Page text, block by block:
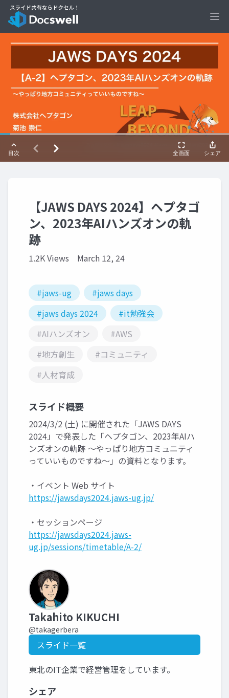
【JAWS DAYS 2024】ヘプタゴ
ン、2023年AIハンズオンの軌
跡
1.2K Views March 12, 24
#jaws-ug
#jaws days
#jaws days 2024
#it勉強会
#AIハンズオン
#AWS
#地方創生
#コミュニティ
#人材育成
スライド概要
2024/3/2 (土) に開催された「JAWS DAYS
2024」で発表した「ヘプタゴン、2023年AIハ
ンズオンの軌跡 〜やっぱり地方コミュニティ
っていいものですね〜」の資料となります。
・イベント Web サイト
https://jawsdays2024.jaws-ug.jp/
・セッションページ
https://jawsdays2024.jaws-
ug.jp/sessions/timetable/A-2/
Takahito KIKUCHI
@takagerbera
スライド一覧
東北のIT企業で経営管理をしています。
シェア